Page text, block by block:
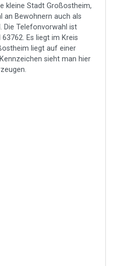
kleine Stadt Großostheim,
an Bewohnern auch als
Die Telefonvorwahl ist
Es liegt im Kreis
liegt auf einer
sieht man hier